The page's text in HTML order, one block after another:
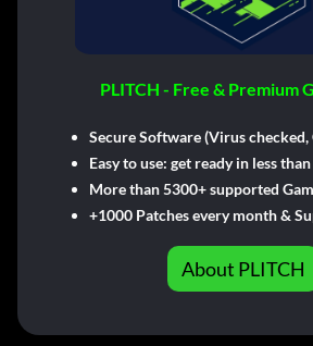
PLITCH - Free & Premium
Secure Software (Virus
Easy to use: get ready in less
More than 5300+ supported
+1000 Patches every month &
About PLITCH